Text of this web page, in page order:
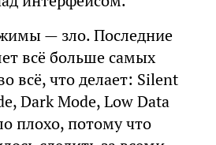
— зло. Последние
всё больше самых
всё, что делает: Silent
Dark Mode, Low Data
плохо, потому что